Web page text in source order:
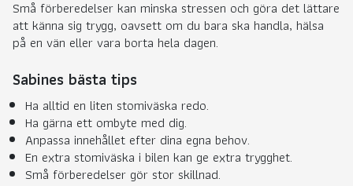
Små förberedelser kan minska stressen och göra det lättare
att känna sig trygg, oavsett om du bara ska handla, hälsa
på en vän eller vara borta hela dagen.
Sabines bästa tips
Ha alltid en liten stomiväska redo.
Ha gärna ett ombyte med dig.
Anpassa innehållet efter dina egna behov.
En extra stomiväska i bilen kan ge extra trygghet.
Små förberedelser gör stor skillnad.